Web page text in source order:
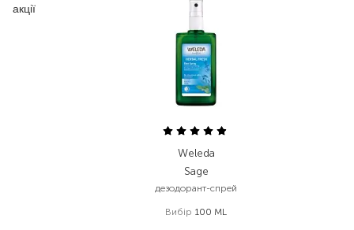
акції
Weleda
Sage
дезодорант-спрей
Вибір 100 ML